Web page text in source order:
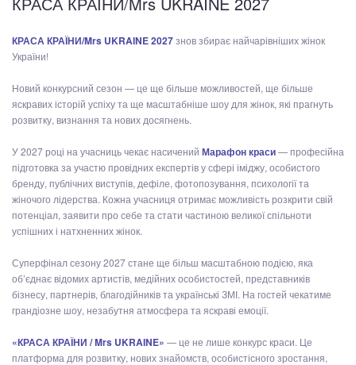
КРАСА КРАЇНИ/Mrs UKRAINE 2027знов збирає найчарівніших жінок
України!
Новий конкурсний сезон — це ще більше можливостей, ще більше
яскравих історій успіху та ще масштабніше шоу для жінок, які прагнуть
розвитку, визнання та нових досягнень.
У 2027 році на учасниць чекає насичений Марафон краси— професійна
підготовка за участю провідних експертів у сфері іміджу, особистого
бренду, публічних виступів, дефіле, фотопозування, психології та
жіночого лідерства. Кожна учасниця отримає можливість розкрити свій
потенціал, заявити про себе та стати частиною великої спільноти
успішних і натхненних жінок.
Суперфінал сезону 2027 стане ще більш масштабною подією, яка
об’єднає відомих артистів, медійних особистостей, представників
бізнесу, партнерів, благодійників та українські ЗМІ. На гостей чекатиме
грандіозне шоу, незабутня атмосфера та яскраві емоції.
«КРАСА КРАЇНИ / Mrs UKRAINE» — це не лише конкурс краси. Це
платформа для розвитку, нових знайомств, особистісного зростання,